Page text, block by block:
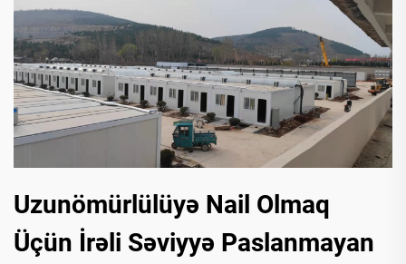
Uzunömürlülüyə Nail Olmaq
Üçün İrəli Səviyyə Paslanmayan